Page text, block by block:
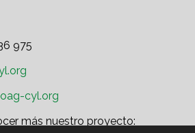
975
cyl.org
más nuestro proyecto: